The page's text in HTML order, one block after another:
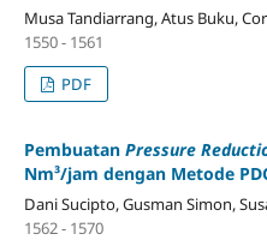
Musa Tandiarrang, Atus Buku,
1550 - 1561
PDF
Pembuatan Pressure
Nm³/jam dengan Metode
Dani Sucipto, Gusman Simon,
1562 - 1570